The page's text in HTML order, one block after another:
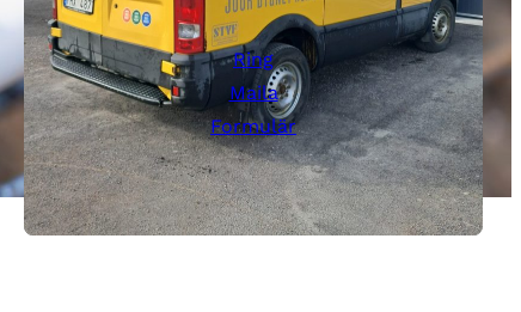
Ring
Maila
Formulär